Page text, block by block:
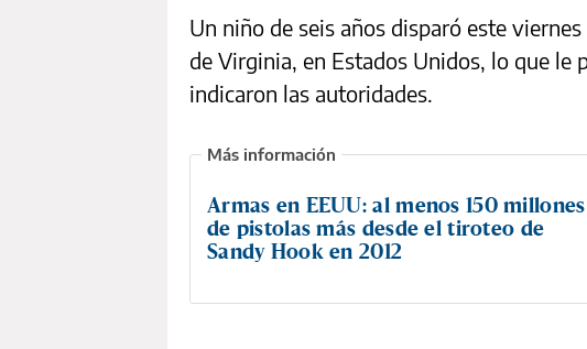
Un niño de seis años disparó este
de Virginia, en Estados Unidos, lo que le
indicaron las autoridades.
Armas en EEUU: al menos 150 millones
de pistolas más desde el tiroteo de
Sandy Hook en 2012